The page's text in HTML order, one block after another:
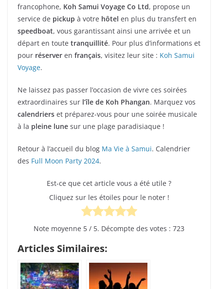
francophone, Koh Samui Voyage Co Ltd, propose un
service de pickup à votre hôtel en plus du transfert en
speedboat, vous garantissant ainsi une arrivée et un
départ en toute tranquillité. Pour plus d’informations et
pour réserver en français, visitez leur site : Koh Samui
Voyage.
Ne laissez pas passer l’occasion de vivre ces soirées
extraordinaires sur l’île de Koh Phangan. Marquez vos
calendriers et préparez-vous pour une soirée musicale
à la pleine lune sur une plage paradisiaque !
Retour à l’accueil du blog Ma Vie à Samui. Calendrier
des Full Moon Party 2024.
Est-ce que cet article vous a été utile ?
Cliquez sur les étoiles pour le noter !
Note moyenne 5 / 5. Décompte des votes : 723
Articles Similaires: